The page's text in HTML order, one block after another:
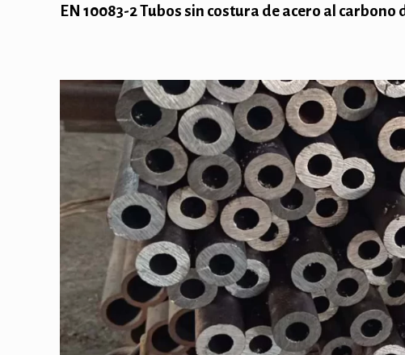
EN 10083-2 Tubos sin costura de acero al carbono